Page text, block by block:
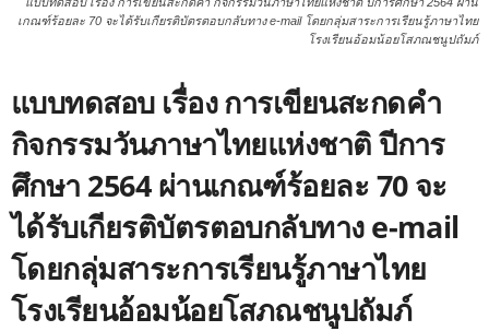
เกณฑ์ร้อยละ 70 จะได้รับเกียรติบัตรตอบกลับทาง e-mail โดยกลุ่มสาระการเรียนรู้ภาษาไทย
โรงเรียนอ้อมน้อยโสภณชนูปถัมภ์
แบบทดสอบ เรื่อง การเขียนสะกดคำ
กิจกรรมวันภาษาไทยแห่งชาติ ปีการ
ศึกษา 2564 ผ่านเกณฑ์ร้อยละ 70 จะ
ได้รับเกียรติบัตรตอบกลับทาง e-mail
โดยกลุ่มสาระการเรียนรู้ภาษาไทย
โรงเรียนอ้อมน้อยโสภณชนูปถัมภ์